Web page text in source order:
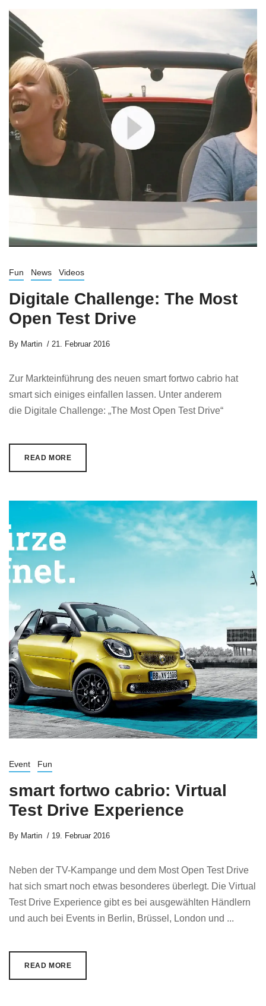
Fun News Videos
Digitale Challenge: The Most
Open Test Drive
By Martin 21. Februar 2016
Zur Markteinführung des neuen smart fortwo cabrio hat
smart sich einiges einfallen lassen. Unter anderem
die Digitale Challenge: „The Most Open Test Drive“
READ MORE
Event Fun
smart fortwo cabrio: Virtual
Test Drive Experience
By Martin 19. Februar 2016
Neben der TV-Kampange und dem Most Open Test Drive
hat sich smart noch etwas besonderes überlegt. Die Virtual
Test Drive Experience gibt es bei ausgewählten Händlern
und auch bei Events in Berlin, Brüssel, London und ...
READ MORE